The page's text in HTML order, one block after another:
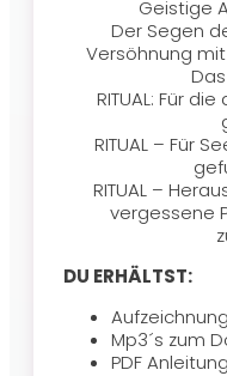
Geistige
Der Segen
Versöhnung
RITUAL: Für
RITUAL – Für
RITUAL –
vergessene
DU ERHÄLTST:
Mp3´s zum
PDF